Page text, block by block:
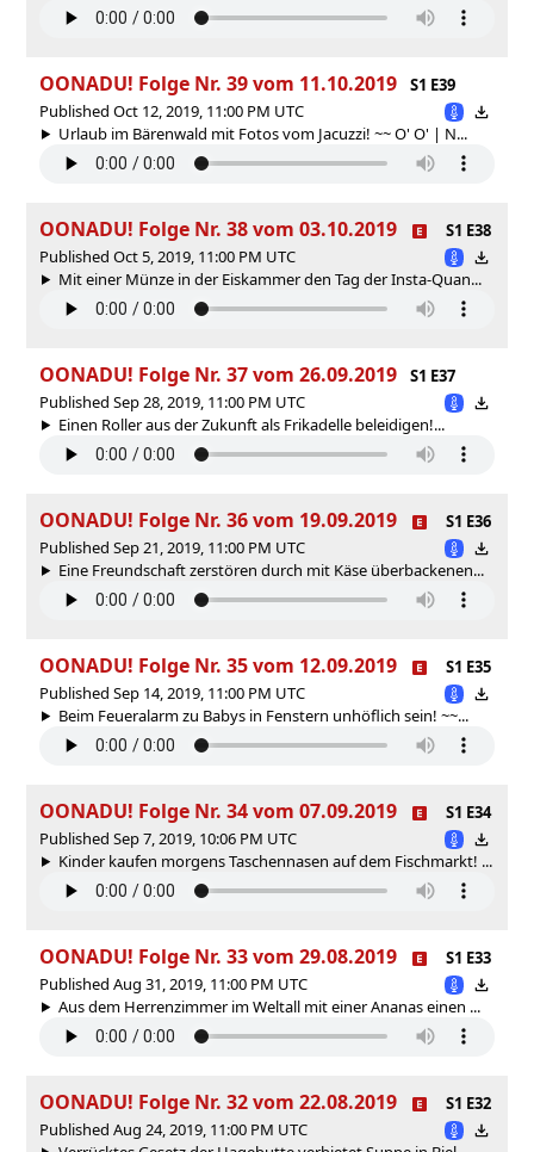
OONADU! Folge Nr. 39 vom 11.10.2019
S1 E39
Published Oct 12, 2019, 11:00 PM UTC
Urlaub im Bärenwald mit Fotos vom Jacuzzi! ~~ O' O' | N...
OONADU! Folge Nr. 38 vom 03.10.2019
S1 E38
Published Oct 5, 2019, 11:00 PM UTC
Mit einer Münze in der Eiskammer den Tag der Insta-Quan...
OONADU! Folge Nr. 37 vom 26.09.2019
S1 E37
Published Sep 28, 2019, 11:00 PM UTC
Einen Roller aus der Zukunft als Frikadelle beleidigen!...
OONADU! Folge Nr. 36 vom 19.09.2019
S1 E36
Published Sep 21, 2019, 11:00 PM UTC
Eine Freundschaft zerstören durch mit Käse überbackenen...
OONADU! Folge Nr. 35 vom 12.09.2019
S1 E35
Published Sep 14, 2019, 11:00 PM UTC
Beim Feueralarm zu Babys in Fenstern unhöflich sein! ~~...
OONADU! Folge Nr. 34 vom 07.09.2019
S1 E34
Published Sep 7, 2019, 10:06 PM UTC
Kinder kaufen morgens Taschennasen auf dem Fischmarkt! ...
OONADU! Folge Nr. 33 vom 29.08.2019
S1 E33
Published Aug 31, 2019, 11:00 PM UTC
Aus dem Herrenzimmer im Weltall mit einer Ananas einen ...
OONADU! Folge Nr. 32 vom 22.08.2019
S1 E32
Published Aug 24, 2019, 11:00 PM UTC